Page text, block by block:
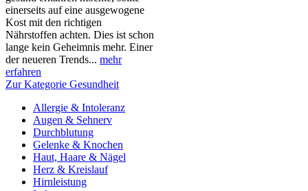
einerseits auf eine ausgewogene
Kost mit den richtigen
Nährstoffen achten. Dies ist schon
lange kein Geheimnis mehr. Einer
der neueren Trends... mehr
erfahren
Zur Kategorie Gesundheit
Allergie & Intoleranz
Augen & Sehnerv
Durchblutung
Gelenke & Knochen
Haut, Haare & Nägel
Herz & Kreislauf
Hirnleistung